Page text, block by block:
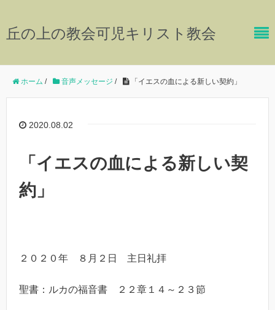
丘の上の教会可児キリスト教会
ホーム / 音声メッセージ / 「イエスの血による新しい契約」
2020.08.02
「イエスの血による新しい契
約」
２０２０年 ８月２日 主日礼拝
聖書：ルカの福音書 ２２章１４～２３節